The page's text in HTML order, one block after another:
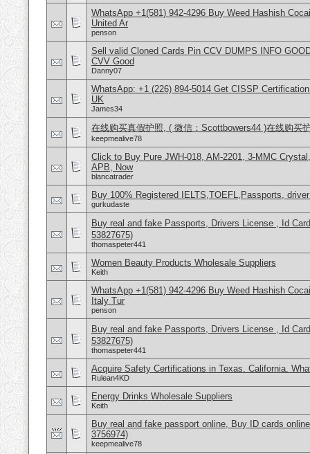
WhatsApp +1(581) 942-4296 Buy Weed Hashish
United Ar
penson
Sell valid Cloned Cards Pin CCV DUMPS INFO
CVV Good
Danny07
WhatsApp: +1 (226) 894-5014​ Get CISSP
UK
James34
在线购买真假护照, ( 微信：Scottbowers44 )在线购买
keepmealive78
Click to Buy Pure JWH-018, AM-2201, 3-MMC
APB, Now
blancatrader
Buy 100% Registered IELTS,TOEFL,Passports,
gurkudaste
Buy real and fake Passports, Drivers License , Id
53827675)
thomaspeter441
Women Beauty Products Wholesale Suppliers
Keith
WhatsApp +1(581) 942-4296 Buy Weed Hashish
Italy Tur
penson
Buy real and fake Passports, Drivers License , Id
53827675)
thomaspeter441
Acquire Safety Certifications in Texas. California.
Rulean4KD
Energy Drinks Wholesale Suppliers
Keith
Buy real and fake passport online, Buy ID cards
3756974)
keepmealive78